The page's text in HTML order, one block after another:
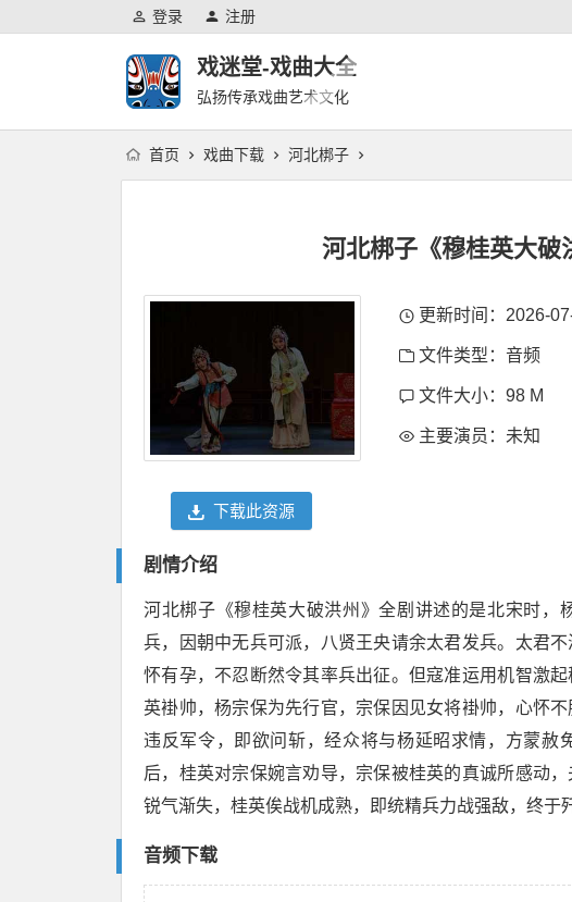
登录 注册
戏迷堂-戏曲大全
弘扬传承戏曲艺术文化
首页 戏曲下载 河北梆子
河北梆子《穆桂英大破
更新时间：2026-
文件类型：音频
文件大小：98 M
主要演员：未知
下载此资源
剧情介绍
河北梆子《穆桂英大破洪州》全剧讲述的是北宋时，
兵，因朝中无兵可派，八贤王央请余太君发兵。太君
怀有孕，不忍断然令其率兵出征。但寇准运用机智激
英褂帅，杨宗保为先行官，宗保因见女将褂帅，心怀
违反军令，即欲问斩，经众将与杨延昭求情，方蒙赦
后，桂英对宗保婉言劝导，宗保被桂英的真诚所感动
锐气渐失，桂英俟战机成熟，即统精兵力战强敌，终于
音频下载